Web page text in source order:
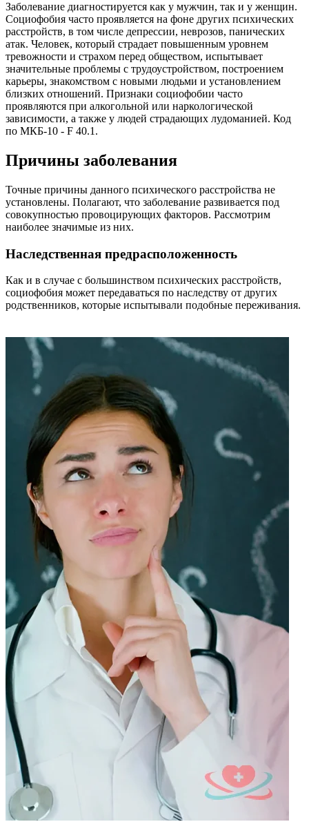
Заболевание диагностируется как у мужчин, так и у женщин.
Социофобия часто проявляется на фоне других психических
расстройств, в том числе депрессии, неврозов, панических
атак. Человек, который страдает повышенным уровнем
тревожности и страхом перед обществом, испытывает
значительные проблемы с трудоустройством, построением
карьеры, знакомством с новыми людьми и установлением
близких отношений. Признаки социофобии часто
проявляются при алкогольной или наркологической
зависимости, а также у людей страдающих лудоманией. Код
по МКБ-10 - F 40.1.
Причины заболевания
Точные причины данного психического расстройства не
установлены. Полагают, что заболевание развивается под
совокупностью провоцирующих факторов. Рассмотрим
наиболее значимые из них.
Наследственная предрасположенность
Как и в случае с большинством психических расстройств,
социофобия может передаваться по наследству от других
родственников, которые испытывали подобные переживания.